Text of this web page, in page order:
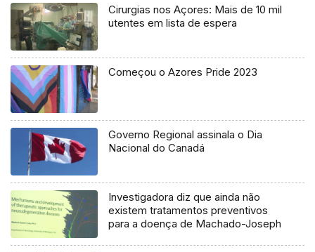
Cirurgias nos Açores: Mais de 10 mil
utentes em lista de espera
Começou o Azores Pride 2023
Governo Regional assinala o Dia
Nacional do Canadá
Investigadora diz que ainda não
existem tratamentos preventivos
para a doença de Machado-Joseph